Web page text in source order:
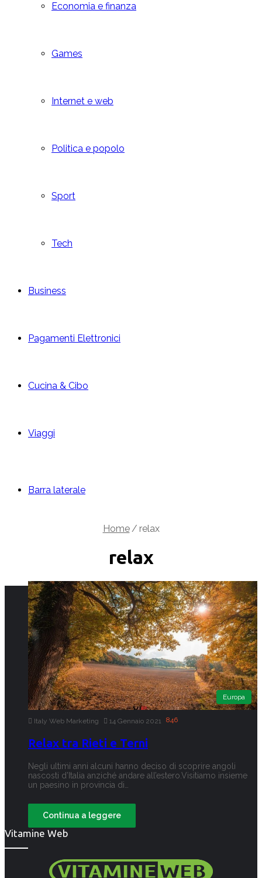
Economia e finanza
Games
Internet e web
Politica e popolo
Sport
Tech
Business
Pagamenti Elettronici
Cucina & Cibo
Viaggi
Barra laterale
Home/ relax
relax
Europa
Italy Web Marketing 14 Gennaio 2021 846
Relax tra Rieti e Terni
Negli ultimi anni alcuni hanno deciso di scoprire angoli
nascosti d’Italia anziché andare all’estero.Visitiamo insieme
un paesino in provincia di…
Continua a leggere
Vitamine Web